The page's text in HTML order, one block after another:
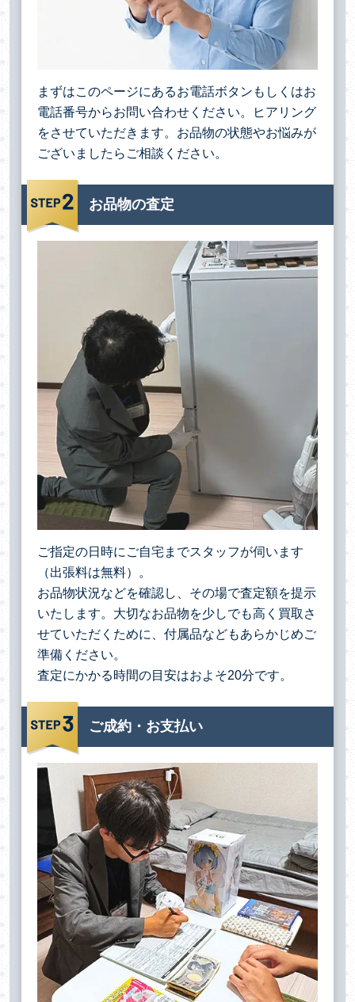
まずはこのページにあるお電話ボタンもしくはお
電話番号からお問い合わせください。ヒアリング
をさせていただきます。お品物の状態やお悩みが
ございましたらご相談ください。
お品物の査定
ご指定の日時にご自宅までスタッフが伺います
（出張料は無料）。
お品物状況などを確認し、その場で査定額を提示
いたします。大切なお品物を少しでも高く買取さ
せていただくために、付属品などもあらかじめご
準備ください。
査定にかかる時間の目安はおよそ20分です。
ご成約・お支払い